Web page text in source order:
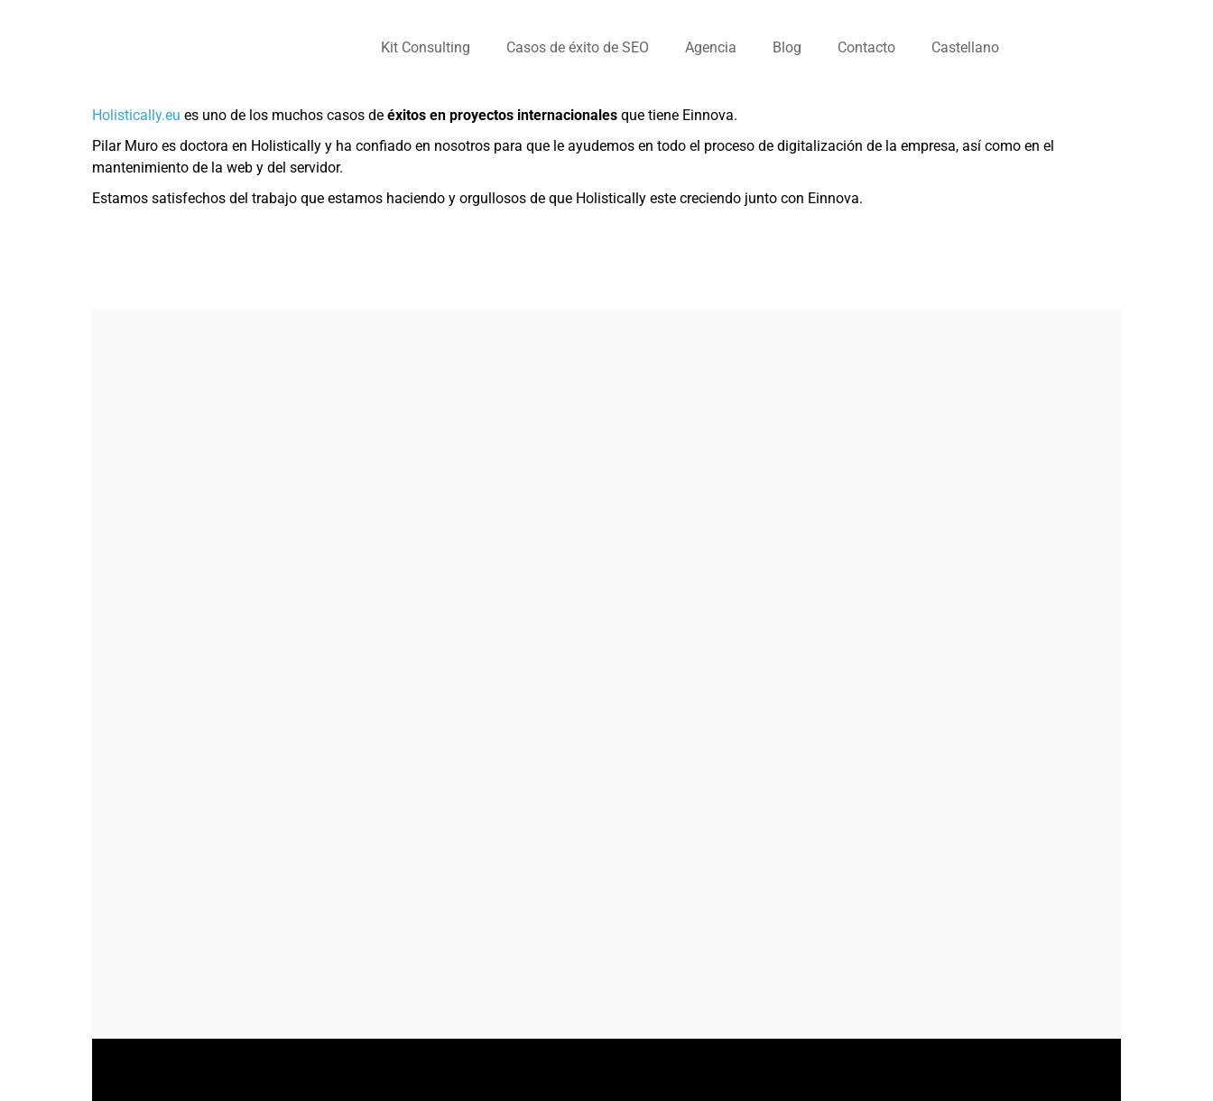
Kit Consulting Casos de éxito de SEO Agencia Blog Contacto Castellano
Holistically.eu es uno de los muchos casos de éxitos en proyectos internacionales que tiene Einnova.
Pilar Muro es doctora en Holistically y ha confiado en nosotros para que le ayudemos en todo el proceso de digitalización de la empresa, así como en el
mantenimiento de la web y del servidor.
Estamos satisfechos del trabajo que estamos haciendo y orgullosos de que Holistically este creciendo junto con Einnova.